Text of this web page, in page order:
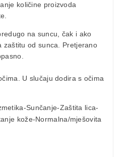
količine proizvoda
na suncu, čak i ako
zaštitu od sunca. Pretjerano
U slučaju dodira s očima
Sunčanje-Zaštita lica-
kože-Normalna/mješovita